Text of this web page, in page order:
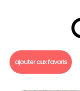
ajouter aux favoris